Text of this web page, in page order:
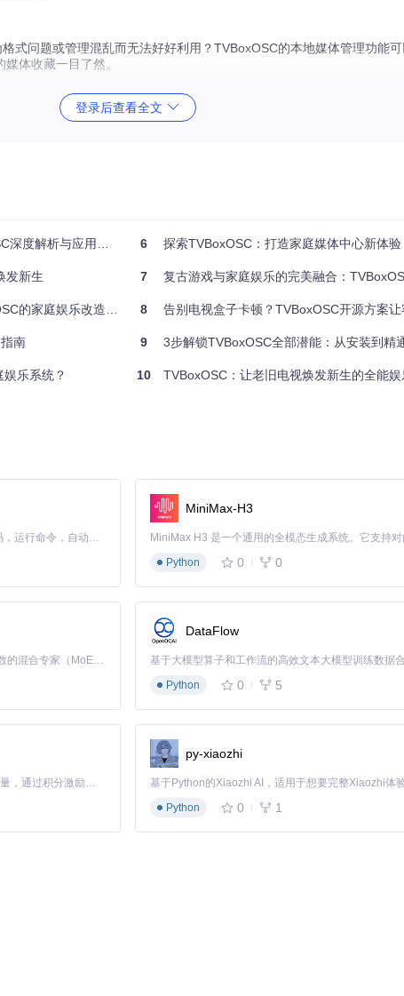
式问题或管理混乱而无法好好利用？TVBoxOSC的本地媒体管理功能
体收藏一目了然。
庭共享”设置中，添加家庭成员账号，设置共享权限。预期结果：家庭成
开启“儿童模式”，设置内容过滤级别和观看时长限制。预期结果：孩子
能轻松换台。
中开启“语音控制”功能，按照提示完成语音训练。
1. 进入“设置-界面设置”；2. 选择喜欢的主题风格；3. 拖拽调整模块位置。
响应用运行速度，建议选择适配性较好的主题。
时会自动播放照片，成为一个动态的家庭相册，记录美好回忆。
录制节目，即使你不在家也不会错过精彩内容。
登录后查看全文
解析与应用推荐
发新生
家庭娱乐改造指南
南
乐系统？
6 探索TVBoxOSC：打造家庭媒体中心新体验
7 复古游戏与家庭娱乐的完美融合：
8 告别电视盒子卡顿？TVBoxOSC开源方案
9 3步解锁TVBoxOSC全部潜能：从安装到精
10 TVBoxOSC：让老旧电视焕发新生的全能
Claude Code 的开源替代方案。连接任意大模型，编辑代码，运行命令，自动验证 — 全自动执行。用 Rust 构建，极致性能。 ｜ An open-source alternative to Claude Code. Connect any LLM, edit code, run commands, and verify changes — autonomously. Built in Rust for speed. Get Started
MiniMax-H3
Python
0 0
Kimi K3 是Kimi能力最强的模型：这是一个拥有 2.8 万亿参数的混合专家（MoE）模型，具备原生视觉理解能力，并支持 100 万 token 的上下文窗口。
DataFlow
基于大模型算子和工作流的高效文本大模型训练数据
Python
0 5
「源启盛夏」暑期校园开发者成长计划旨在激活校园开源力量，通过积分激励、认证扶持、资源倾斜等形式，引导高校组织和开发者完成「入驻 — 建项目 — 做贡献 — 获认证 — 得资源」的完整闭环。无论你是想带领社团入驻平台的组织者，还是希望用代码贡献证明自己的开发者，都能在这里找到属于你的成长路径。
py-xiaozhi
Python
0 1